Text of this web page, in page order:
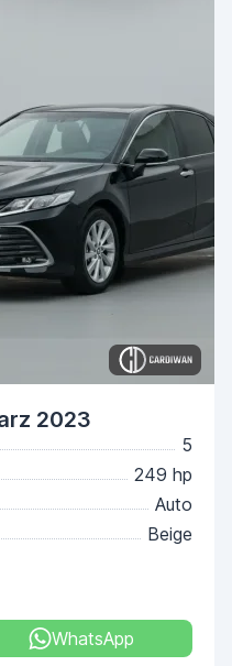
2023
5
249 hp
Auto
Beige
WhatsApp